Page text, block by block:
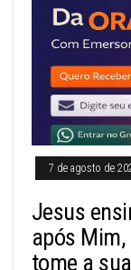
7 de agosto de
Jesus
após
tome a